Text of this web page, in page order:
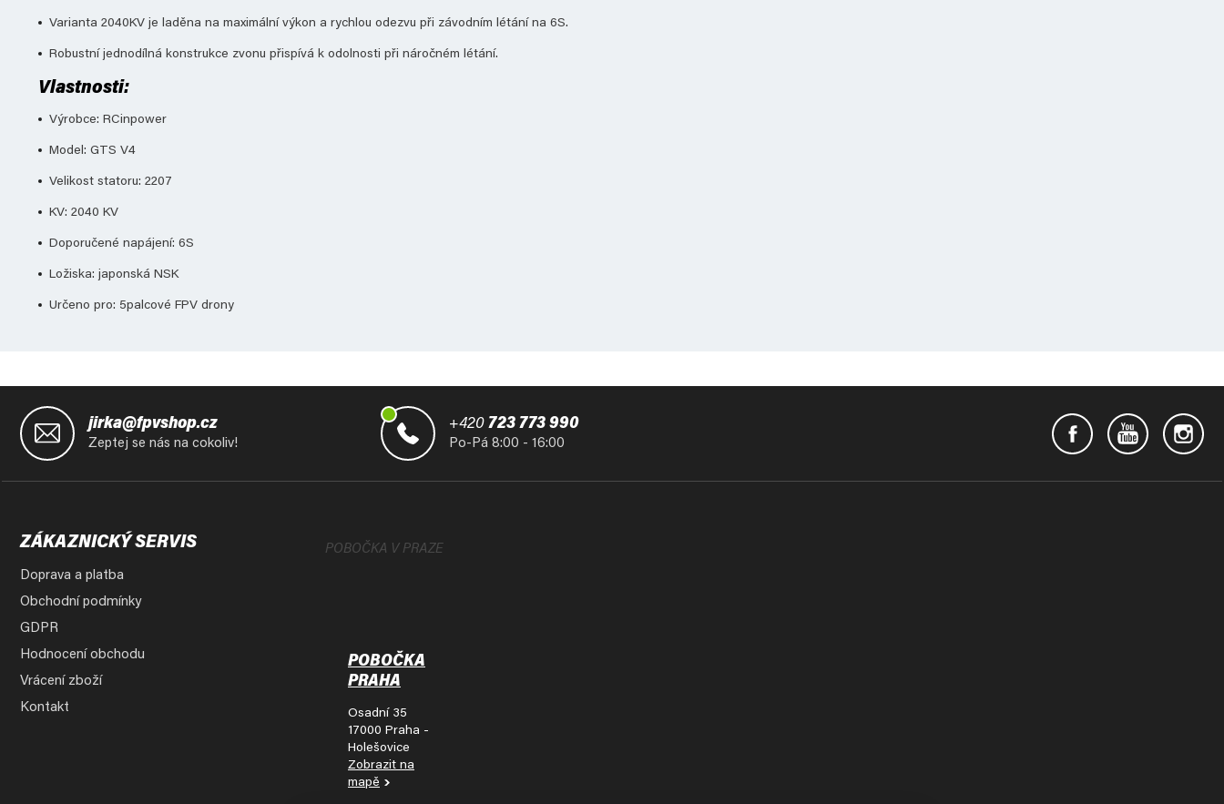
Varianta 2040KV je laděna na maximální výkon a rychlou odezvu při závodním létání na 6S.
Robustní jednodílná konstrukce zvonu přispívá k odolnosti při náročném létání.
Vlastnosti:
Výrobce: RCinpower
Model: GTS V4
Velikost statoru: 2207
KV: 2040 KV
Doporučené napájení: 6S
Ložiska: japonská NSK
Určeno pro: 5palcové FPV drony
t
jirka@fpvshop.cz
Zeptej se nás na cokoliv!
+420 723 773 990
Po-Pá 8:00 - 16:00
ZÁKAZNICKÝ SERVIS
Doprava a platba
Obchodní podmínky
GDPR
Hodnocení obchodu
Vrácení zboží
Kontakt
POBOČKA V PRAZE
POBOČKA
PRAHA
Osadní 35
17000 Praha -
Holešovice
Zobrazit na
mapě